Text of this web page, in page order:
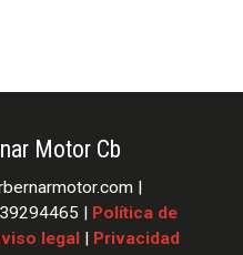
Motor Cb
|
|
Política de
legal Privacidad